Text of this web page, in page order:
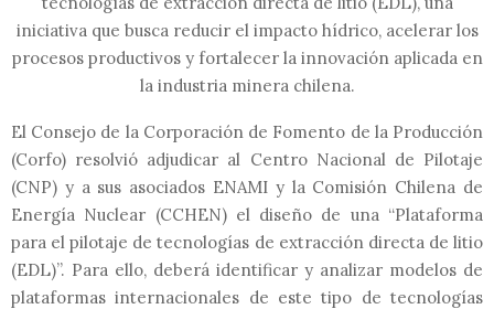
iniciativa que busca reducir el impacto hídrico, acelerar los
procesos productivos y fortalecer la innovación aplicada en
la industria minera chilena.
El Consejo de la Corporación de Fomento de la Producción
(Corfo) resolvió adjudicar al Centro Nacional de Pilotaje
(CNP) y a sus asociados ENAMI y la Comisión Chilena de
Energía Nuclear (CCHEN) el diseño de una “Plataforma
para el pilotaje de tecnologías de extracción directa de litio
(EDL)”. Para ello, deberá identificar y analizar modelos de
plataformas internacionales de este tipo de tecnologías